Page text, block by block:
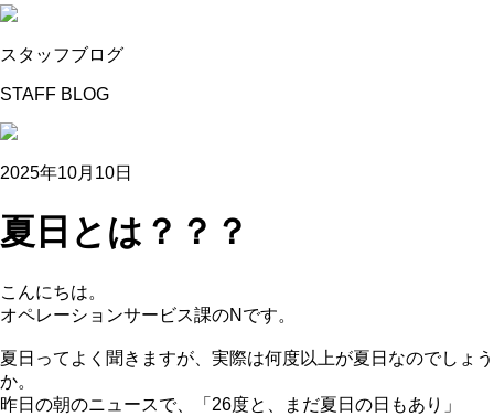
スタッフブログ
STAFF BLOG
2025年10月10日
夏日とは？？？
こんにちは。
オペレーションサービス課のNです。
夏日ってよく聞きますが、実際は何度以上が夏日なのでしょう
か。
昨日の朝のニュースで、「26度と、まだ夏日の日もあり」